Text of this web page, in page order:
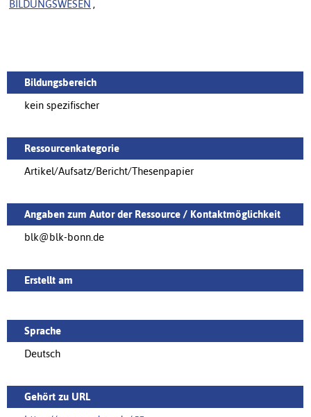
BILDUNGSWESEN ,
Bildungsbereich
kein spezifischer
Ressourcenkategorie
Artikel/Aufsatz/Bericht/Thesenpapier
Angaben zum Autor der Ressource / Kontaktmöglichkeit
blk@blk-bonn.de
Erstellt am
Sprache
Deutsch
Gehört zu URL